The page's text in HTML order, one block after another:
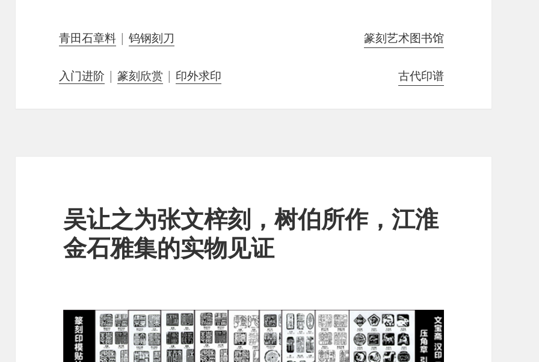
青田石章料 |钨钢刻刀 篆刻艺术图书馆
入门进阶 |篆刻欣赏 | 印外求印 古代印谱
吴让之为张文梓刻，树伯所作，江淮
金石雅集的实物见证